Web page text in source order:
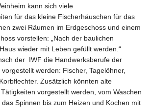
kann sich viele
für das kleine Fischerhäuschen für das
zwei Räumen im Erdgeschoss und einem
vorstellen: „Nach der baulichen
wieder mit Leben gefüllt werden.“
der IWF die Handwerksberufe der
werden: Fischer, Tagelöhner,
Zusätzlich könnten alte
vorgestellt werden, vom Waschen
Spinnen bis zum Heizen und Kochen mit